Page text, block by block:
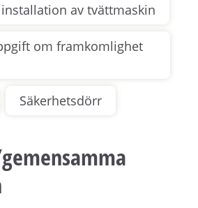
av tvättmaskin
om framkomlighet
Säkerhetsdörr